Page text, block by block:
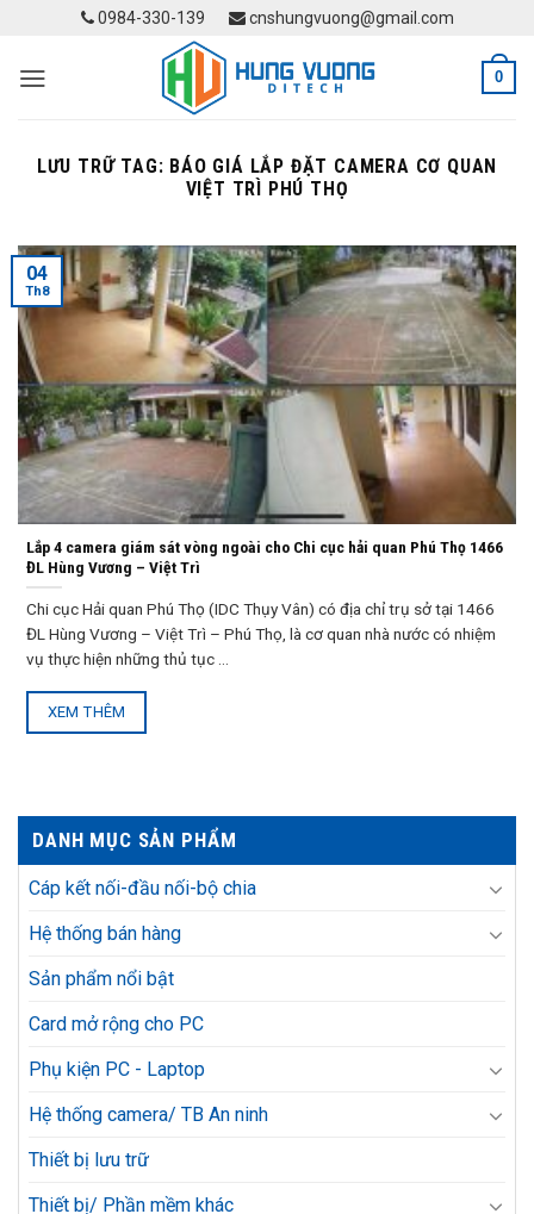
content
0984-330-139 cnshungvuong@gmail.com
0
LƯU TRỮ TAG: BÁO GIÁ LẮP ĐẶT CAMERA CƠ QUAN
VIỆT TRÌ PHÚ THỌ
Lắp 4 camera giám sát vòng ngoài cho Chi cục hải quan Phú Thọ 1466
ĐL Hùng Vương – Việt Trì
Chi cục Hải quan Phú Thọ (IDC Thụy Vân) có địa chỉ trụ sở tại 1466
ĐL Hùng Vương – Việt Trì – Phú Thọ, là cơ quan nhà nước có nhiệm
vụ thực hiện những thủ tục ...
XEM THÊM
04
Th8
DANH MỤC SẢN PHẨM
Cáp kết nối-đầu nối-bộ chia
Hệ thống bán hàng
Sản phẩm nổi bật
Card mở rộng cho PC
Phụ kiện PC - Laptop
Hệ thống camera/ TB An ninh
Thiết bị lưu trữ
Thiết bị/ Phần mềm khác